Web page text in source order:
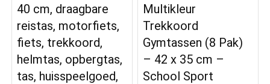
40 cm, draagbare
reistas, motorfiets,
fiets, trekkoord,
helmtas, opbergtas,
tas, huisspeelgoed,
Multikleur
Trekkoord
Gymtassen (8 Pak)
– 42 x 35 cm –
School Sport